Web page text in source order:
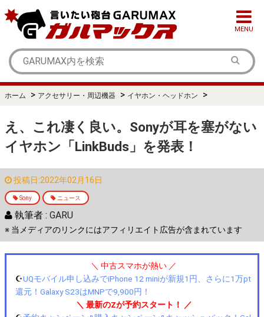
MENU
ホーム > アクセサリー・周辺機器 > イヤホン・ヘッドホン >
え、これ凄く良い。Sonyが耳を塞がない
イヤホン「LinkBuds」を発表！
投稿日:2022年02月16日
Sony ニュース
執筆者 : GARU
※ 当メディアのリンクにはアフィリエイト広告が含まれています
＼ 中古スマホが熱い ／
☪️UQモバイル申し込みでiPhone 12 miniが新規1円、さらに1万pt
還元！Galaxy S23はMNPで9,900円！
＼ 最新のZが予約スタート！ ／